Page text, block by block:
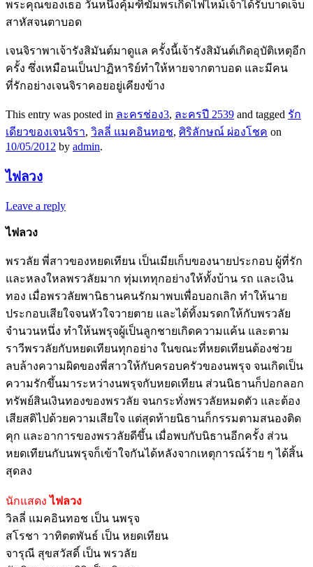
พระคุณของเธอ วันหนึ่งคุ้มฑิฆัมพรเกิดไฟไหม้เจ้าได้รับบาดเจ็บ
สาหัสจนตาบอด
เจนจิราพาเจ้ารังสิมันต์มาดูแล ครั้งนี้เจ้ารังสิมันต์เกิดอุบัติเหตุอีก
ครั้ง ซึ่งเหมือนเป็นปาฏิหาริย์ทำให้หายจากตาบอด และมีคน
ที่รักอย่างเจนจิราคอยอยู่เคียงข้าง
This entry was posted in ละครช่อง3, ละครปี 2539 and tagged รัก
เดียวของเจนจิรา, วิลลี่ แมคอินทอช, ศิริลักษณ์ ผ่องโชค on
10/05/2012 by admin.
ไฟลวง
Leave a reply
ไฟลวง
พรวลัย พี่สาวของหยดเทียน เป็นเมียเก็บของนายประกอบ ผู้ที่รัก
และหลงใหลพรวลัยมาก ทุ่มเททุกอย่างให้ทั้งบ้าน รถ และเงิน
ทอง เมื่อพรวลัยพานิธานคนรักมาพบเพื่อบอกเลิก ทำให้นาย
ประกอบเสียใจจนหัวใจวายตาย และได้ทิ้งมรดกให้กับพรวลัย
จำนวนหนึ่ง ทำให้นพรุจผู้เป็นลูกชายเกิดความแค้น และตาม
ราวีพรวลัยกับหยดเทียนทุกอย่าง ในขณะที่หยดเทียนต้องช่วย
ลบล้างความผิดของพี่สาวให้กับครอบครัวของนพรุจ จนเกิดเป็น
ความรักขึ้นมาระหว่างนพรุจกับหยดเทียน ส่วนนิธานก็ปอกลอก
ทรัพย์สินเงินทองของพรวลัย จนกระทั่งพรวลัยหมดตัว และต้อง
เสียสติไปด้วยความเสียใจ แต่สุดท้ายนิธานก็กรรมตามสนองติด
คุก และอาการของพรวลัยดีขึ้น เมื่อพบกับนิธานอีกครั้ง ส่วน
หยดเทียนกับนพรุจก็เข้าใจกันได้หลังจากเหตุการณ์ร้าย ๆ ได้สิ้น
สุดลง
นักแสดงไฟลวง
วิลลี่ แมคอินทอช เป็น นพรุจ
สโรชา วาทิตตพันธ์ เป็น หยดเทียน
จารุณี สุขสวัสดิ์ เป็น พรวลัย